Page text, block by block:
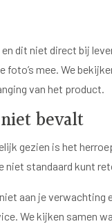
dit niet direct bij
mee. We
van het product.
bevalt
gezien is het
standaard kunt
aan je verwachting
We kijken samen